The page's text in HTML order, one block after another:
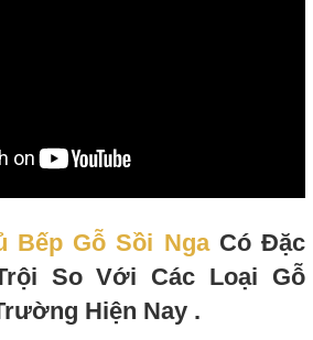
Bếp Gỗ Sồi NgaCó Đặc
So Với Các Loại Gỗ
Hiện Nay .